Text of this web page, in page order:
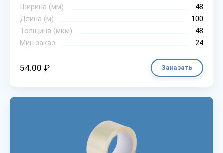
Ширина (мм)
48
Длина (м)
100
Толщина (мкм)
48
Мин.заказ
24
54.00 ₽ Заказать